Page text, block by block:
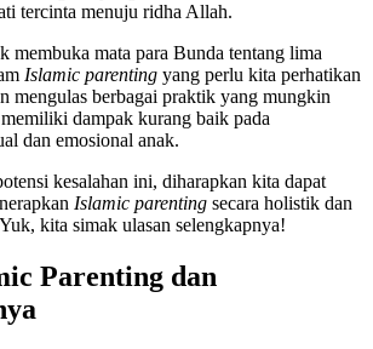
tercinta menuju ridha Allah.
mata para Bunda tentang lima
Islamic parenting yang perlu kita perhatikan
mengulas berbagai praktik yang mungkin
dampak kurang baik pada
dan emosional anak.
kesalahan ini, diharapkan kita dapat
Islamic parenting secara holistik dan
kita simak ulasan selengkapnya!
Parenting dan